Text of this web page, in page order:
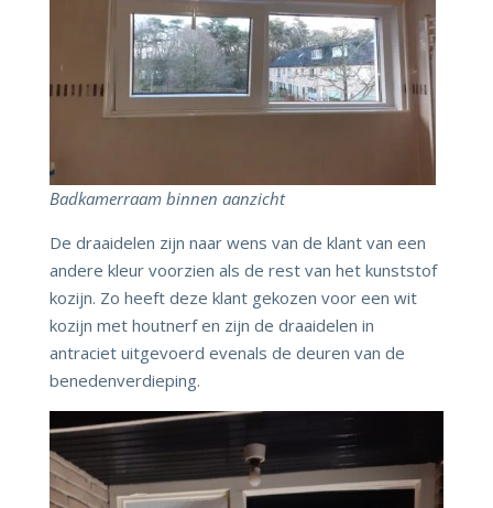
Badkamerraam binnen aanzicht
De draaidelen zijn naar wens van de klant van een
andere kleur voorzien als de rest van het kunststof
kozijn. Zo heeft deze klant gekozen voor een wit
kozijn met houtnerf en zijn de draaidelen in
antraciet uitgevoerd evenals de deuren van de
benedenverdieping.